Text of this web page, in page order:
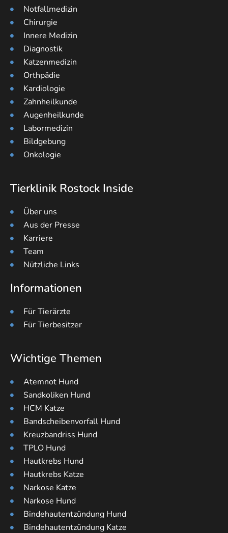
Notfallmedizin
Chirurgie
Innere Medizin
Diagnostik
Katzenmedizin
Orthpädie
Kardiologie
Zahnheilkunde
Augenheilkunde
Labormedizin
Bildgebung
Onkologie
Tierklinik Rostock Inside
Über uns
Aus der Presse
Karriere
Team
Nützliche Links
Informationen
Für Tierärzte
Für Tierbesitzer
Wichtige Themen
Atemnot Hund
Sandkoliken Hund
HCM Katze
Bandscheibenvorfall Hund
Kreuzbandriss Hund
TPLO Hund
Hautkrebs Hund
Hautkrebs Katze
Narkose Katze
Narkose Hund
Bindehautentzündung Hund
Bindehautentzündung Katze